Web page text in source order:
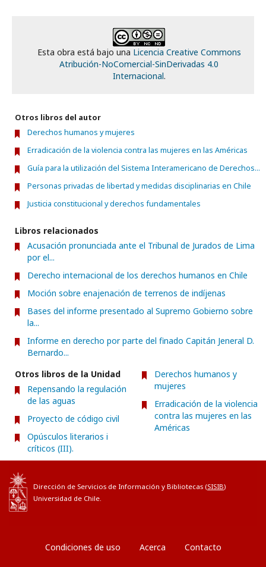
Esta obra está bajo una Licencia Creative Commons
Atribución-NoComercial-SinDerivadas 4.0
Internacional.
Otros libros del autor
Derechos humanos y mujeres
Erradicación de la violencia contra las mujeres en las Américas
Guía para la utilización del Sistema Interamericano de Derechos...
Personas privadas de libertad y medidas disciplinarias en Chile
Justicia constitucional y derechos fundamentales
Libros relacionados
Acusación pronunciada ante el Tribunal de Jurados de Lima
por el...
Derecho internacional de los derechos humanos en Chile
Moción sobre enajenación de terrenos de indíjenas
Bases del informe presentado al Supremo Gobierno sobre
la...
Informe en derecho por parte del finado Capitán Jeneral D.
Bernardo...
Otros libros de la Unidad
Repensando la regulación
de las aguas
Proyecto de código civil
Opúsculos literarios i
críticos (III).
Derechos humanos y
mujeres
Erradicación de la violencia
contra las mujeres en las
Américas
Dirección de Servicios de Información y Bibliotecas (SISIB)
Universidad de Chile.
Condiciones de uso Acerca Contacto